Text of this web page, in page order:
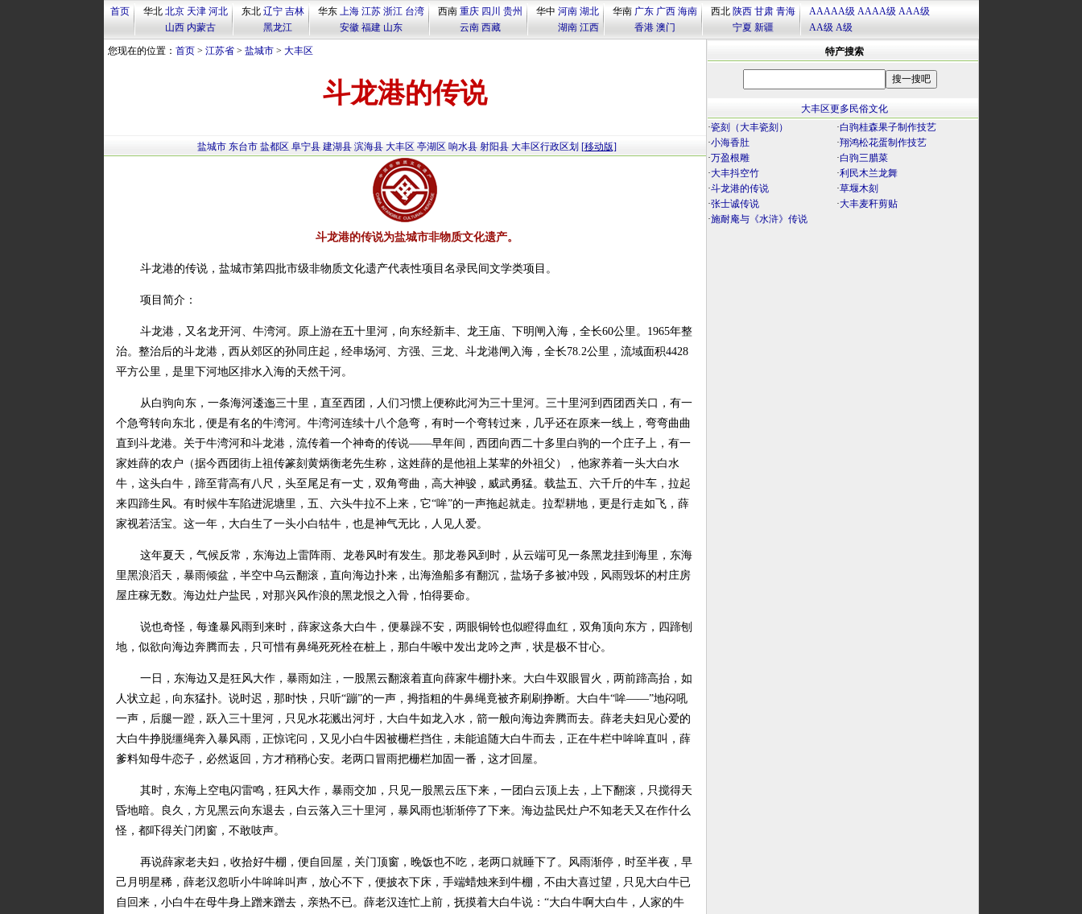
首页 华北 北京 天津 河北
山西 内蒙古
东北 辽宁 吉林
黑龙江
华东 上海 江苏 浙江 台湾
安徽 福建 山东
西南 重庆 四川 贵州
云南 西藏
华中 河南 湖北
湖南 江西
华南 广东 广西 海南
香港 澳门
西北 陕西 甘肃 青海
宁夏 新疆
AAAAA级 AAAA级 AAA级
AA级 A级
您现在的位置： 首页> 江苏省> 盐城市> 大丰区
斗龙港的传说
盐城市 东台市 盐都区 阜宁县 建湖县 滨海县 大丰区 亭湖区 响水县 射阳县 大丰区行政区划 [移动版]
斗龙港的传说为盐城市非物质文化遗产。
斗龙港的传说，盐城市第四批市级非物质文化遗产代表性项目名录民间文学类项目。
项目简介：
斗龙港，又名龙开河、牛湾河。原上游在五十里河，向东经新丰、龙王庙、下明闸入海，全长60公里。1965年整
治。整治后的斗龙港，西从郊区的孙同庄起，经串场河、方强、三龙、斗龙港闸入海，全长78.2公里，流域面积4428
平方公里，是里下河地区排水入海的天然干河。
从白驹向东，一条海河逶迤三十里，直至西团，人们习惯上便称此河为三十里河。三十里河到西团西关口，有一
个急弯转向东北，便是有名的牛湾河。牛湾河连续十八个急弯，有时一个弯转过来，几乎还在原来一线上，弯弯曲曲
直到斗龙港。关于牛湾河和斗龙港，流传着一个神奇的传说——早年间，西团向西二十多里白驹的一个庄子上，有一
家姓薛的农户（据今西团街上祖传篆刻黄炳衡老先生称，这姓薛的是他祖上某辈的外祖父），他家养着一头大白水
牛，这头白牛，蹄至背高有八尺，头至尾足有一丈，双角弯曲，高大神骏，威武勇猛。载盐五、六千斤的牛车，拉起
来四蹄生风。有时候牛车陷进泥塘里，五、六头牛拉不上来，它“哞”的一声拖起就走。拉犁耕地，更是行走如飞，薛
家视若活宝。这一年，大白生了一头小白牯牛，也是神气无比，人见人爱。
这年夏天，气候反常，东海边上雷阵雨、龙卷风时有发生。那龙卷风到时，从云端可见一条黑龙挂到海里，东海
里黑浪滔天，暴雨倾盆，半空中乌云翻滚，直向海边扑来，出海渔船多有翻沉，盐场子多被冲毁，风雨毁坏的村庄房
屋庄稼无数。海边灶户盐民，对那兴风作浪的黑龙恨之入骨，怕得要命。
说也奇怪，每逢暴风雨到来时，薛家这条大白牛，便暴躁不安，两眼铜铃也似瞪得血红，双角顶向东方，四蹄刨
地，似欲向海边奔腾而去，只可惜有鼻绳死死栓在桩上，那白牛喉中发出龙吟之声，状是极不甘心。
一日，东海边又是狂风大作，暴雨如注，一股黑云翻滚着直向薛家牛棚扑来。大白牛双眼冒火，两前蹄高抬，如
人状立起，向东猛扑。说时迟，那时快，只听“蹦”的一声，拇指粗的牛鼻绳竟被齐刷刷挣断。大白牛“哞——”地闷吼
一声，后腿一蹬，跃入三十里河，只见水花溅出河圩，大白牛如龙入水，箭一般向海边奔腾而去。薛老夫妇见心爱的
大白牛挣脱缰绳奔入暴风雨，正惊诧问，又见小白牛因被栅栏挡住，未能追随大白牛而去，正在牛栏中哞哞直叫，薛
爹料知母牛恋子，必然返回，方才稍稍心安。老两口冒雨把栅栏加固一番，这才回屋。
其时，东海上空电闪雷鸣，狂风大作，暴雨交加，只见一股黑云压下来，一团白云顶上去，上下翻滚，只搅得天
昏地暗。良久，方见黑云向东退去，白云落入三十里河，暴风雨也渐渐停了下来。海边盐民灶户不知老天又在作什么
怪，都吓得关门闭窗，不敢吱声。
再说薛家老夫妇，收拾好牛棚，便自回屋，关门顶窗，晚饭也不吃，老两口就睡下了。风雨渐停，时至半夜，早
己月明星稀，薛老汉忽听小牛哞哞叫声，放心不下，便披衣下床，手端蜡烛来到牛棚，不由大喜过望，只见大白牛已
自回来，小白牛在母牛身上蹭来蹭去，亲热不已。薛老汉连忙上前，抚摸着大白牛说：“大白牛啊大白牛，人家的牛
特产搜索
大丰区更多民俗文化
·瓷刻（大丰瓷刻） ·白驹桂森果子制作技艺
·小海香肚 ·翔鸿松花蛋制作技艺
·万盈根雕 ·白驹三腊菜
·大丰抖空竹 ·利民木兰龙舞
·斗龙港的传说 ·草堰木刻
·张士诚传说 ·大丰麦秆剪贴
·施耐庵与《水浒》传说